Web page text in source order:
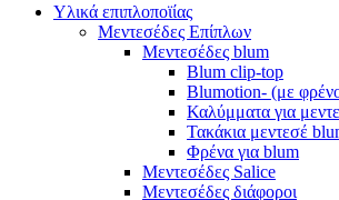
Υλικά επιπλοποϊίας
Μεντεσέδες Επίπλων
Μεντεσέδες blum
Blum clip-top
Blumotion- (με
Καλύμματα για
Τακάκια μεντεσέ
Φρένα για blum
Μεντεσέδες Salice
Μεντεσέδες διάφοροι